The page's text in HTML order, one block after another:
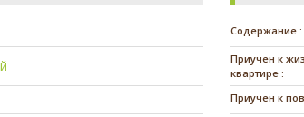
Содержание :
Приучен к
квартире :
Приучен к